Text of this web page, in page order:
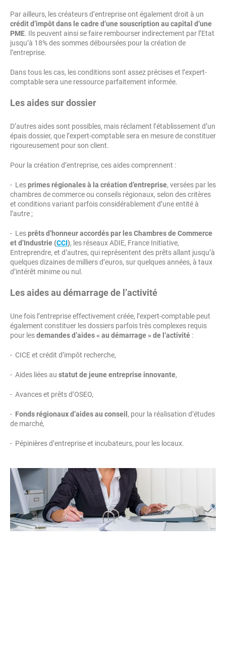
Par ailleurs, les créateurs d’entreprise ont également droit à un
crédit d’impôt dans le cadre d’une souscription au capital d’une
PME. Ils peuvent ainsi se faire rembourser indirectement par l’Etat
jusqu’à 18% des sommes déboursées pour la création de
l’entreprise.
Dans tous les cas, les conditions sont assez précises et l’expert-
comptable sera une ressource parfaitement informée.
Les aides sur dossier
D’autres aides sont possibles, mais réclament l’établissement d’un
épais dossier, que l’expert-comptable sera en mesure de constituer
rigoureusement pour son client.
Pour la création d’entreprise, ces aides comprennent :
- Lesprimes régionales à la création d’entreprise, versées par les
chambres de commerce ou conseils régionaux, selon des critères
et conditions variant parfois considérablement d’une entité à
l’autre ;
- Lesprêts d’honneur accordés par les Chambres de Commerce
et d’Industrie (CCI), les réseaux ADIE, France Initiative,
Entreprendre, et d’autres, qui représentent des prêts allant jusqu’à
quelques dizaines de milliers d’euros, sur quelques années, à taux
d’intérêt minime ou nul.
Les aides au démarrage de l’activité
Une fois l’entreprise effectivement créée, l’expert-comptable peut
également constituer les dossiers parfois très complexes requis
pour lesdemandes d’aides « au démarrage » de l’activité :
- CICE et crédit d’impôt recherche,
- Aides liées au statut de jeune entreprise innovante,
- Avances et prêts d’OSEO,
- Fonds régionaux d’aides au conseil , pour la réalisation d’études
de marché,
- Pépinières d’entreprise et incubateurs, pour les locaux.